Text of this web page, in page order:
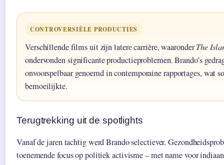
CONTROVERSIËLE PRODUCTIES
Verschillende films uit zijn latere carrière, waaronderThe
ondervonden significante productieproblemen. Brando’s
onvoorspelbaar genoemd in contemporaine rapportages, wat
bemoeilijkte.
Terugtrekking uit de spotlights
Vanaf de jaren tachtig werd Brando selectiever.
toenemende focus op politiek activisme – met name voor